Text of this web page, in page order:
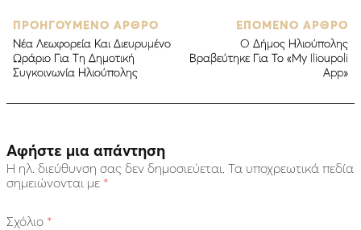
ΠΡΟΗΓΟΥΜΕΝΟ ΑΡΘΡΟ
Νέα Λεωφορεία Και Διευρυμένο
Ωράριο Για Τη Δημοτική
Συγκοινωνία Ηλιούπολης
ΕΠΟΜΕΝΟ ΑΡΘΡΟ
Ο Δήμος Ηλιούπολης
Βραβεύτηκε Για Το «Μy Ilioupoli
App»
Αφήστε μια απάντηση
Η ηλ. διεύθυνση σας δεν δημοσιεύεται. Τα υποχρεωτικά πεδία
σημειώνονται με *
Σχόλιο *